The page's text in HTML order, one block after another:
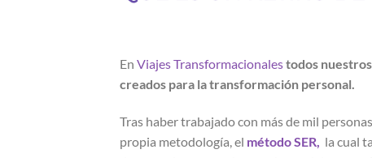
En Viajes Transformacionalestodos
creados para la transformación personal.
Tras haber trabajado con más de mil
propia metodología, el método SER, la cual